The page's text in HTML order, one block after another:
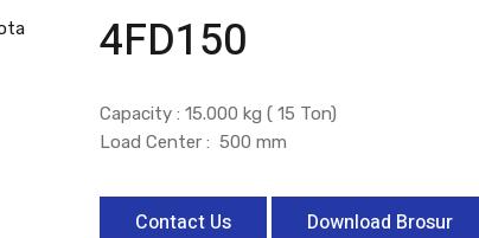
4FD150
Capacity : 15.000 kg ( 15 Ton)
Load Center : 500 mm
Contact Us Download Brosur